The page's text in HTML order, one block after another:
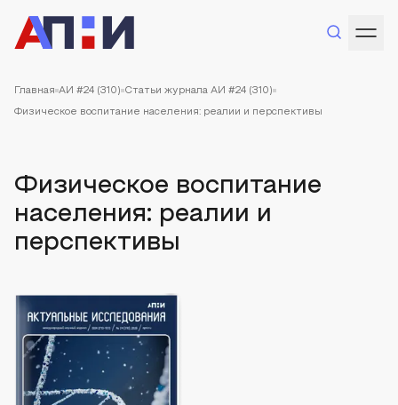
Главная АИ #24 (310) Статьи журнала АИ #24 (310)
Физическое воспитание населения: реалии и перспективы
Физическое воспитание
населения: реалии и
перспективы